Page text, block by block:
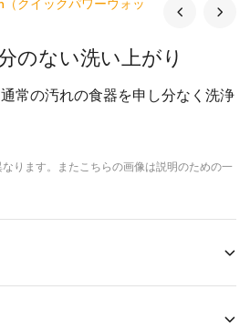
クイックパワーウォッ
のない洗い上がり
常の汚れの食器を申し分なく洗浄
ります。またこちらの画像は説明のための一